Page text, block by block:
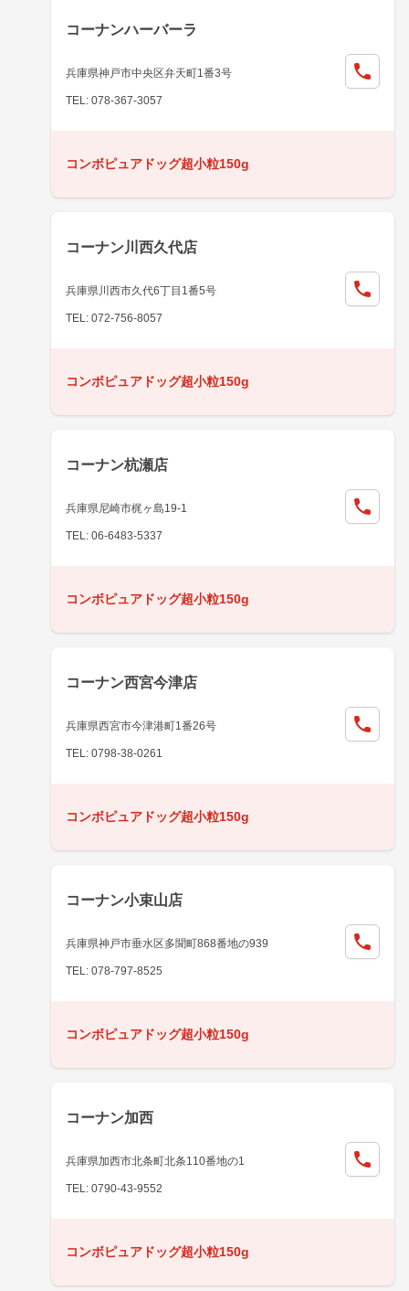
コーナンハーバーラ
兵庫県神戸市中央区弁天町1番3号
TEL: 078-367-3057
コンボピュアドッグ超小粒150g
コーナン川西久代店
兵庫県川西市久代6丁目1番5号
TEL: 072-756-8057
コンボピュアドッグ超小粒150g
コーナン杭瀬店
兵庫県尼崎市梶ヶ島19-1
TEL: 06-6483-5337
コンボピュアドッグ超小粒150g
コーナン西宮今津店
兵庫県西宮市今津港町1番26号
TEL: 0798-38-0261
コンボピュアドッグ超小粒150g
コーナン小束山店
兵庫県神戸市垂水区多聞町868番地の939
TEL: 078-797-8525
コンボピュアドッグ超小粒150g
コーナン加西
兵庫県加西市北条町北条110番地の1
TEL: 0790-43-9552
コンボピュアドッグ超小粒150g